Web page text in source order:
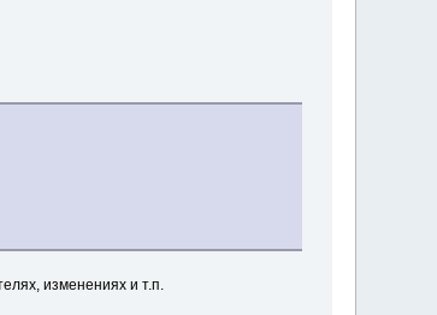
изменениях и т.п.